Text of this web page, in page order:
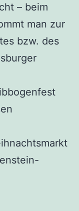
– beim
man zur
bzw. des